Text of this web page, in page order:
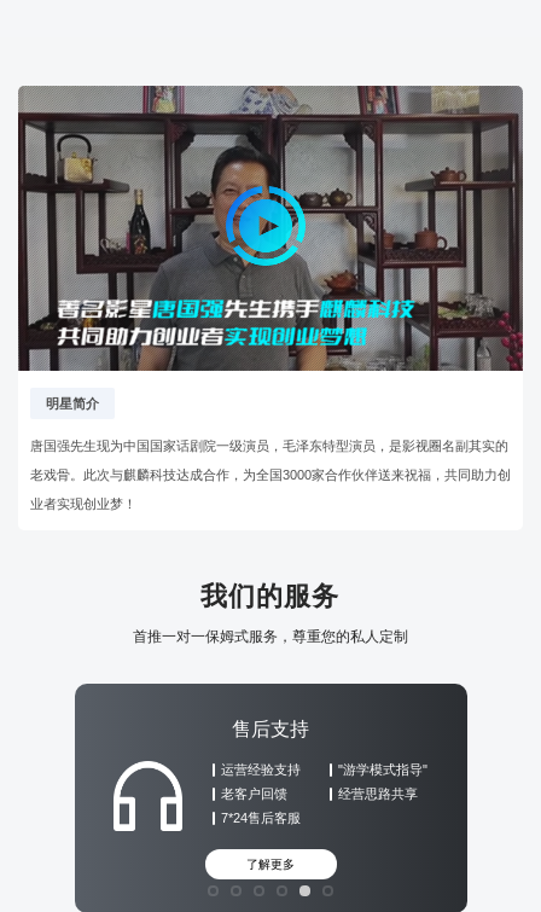
明星简介
唐国强先生现为中国国家话剧院一级演员，毛泽东特型演员，是影视圈名副其实的
老戏骨。此次与麒麟科技达成合作，为全国3000家合作伙伴送来祝福，共同助力创
业者实现创业梦！
我们的服务
首推一对一保姆式服务，尊重您的私人定制
售后支持
运营经验支持
老客户回馈
7*24售后客服
"游学模式指导"
经营思路共享
了解更多